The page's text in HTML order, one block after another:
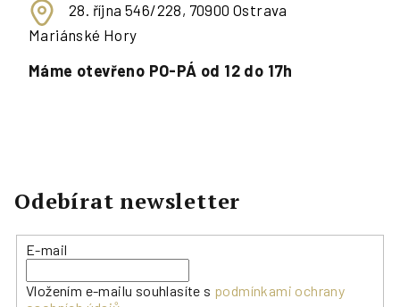
28. října 546/228, 70900 Ostrava
Mariánské Hory
Máme otevřeno PO-PÁ od 12 do 17h
Odebírat newsletter
E-mail
Vložením e-mailu souhlasíte s podmínkami ochrany